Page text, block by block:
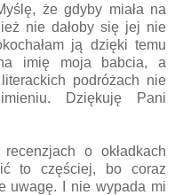
że gdyby miała na
nie dałoby się jej nie
ją dzięki temu
imię moja babcia, a
podróżach nie
Dziękuję Pani
o okładkach
to częściej, bo coraz
uwagę. I nie wypada mi